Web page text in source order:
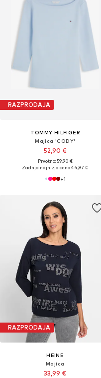
RAZPRODAJA
TOMMY HILFIGER
Majica 'CODY'
52,90 €
Prvotno: 59,90 €
Zadnja najnižja cena44,97 €
+1
RAZPRODAJA
HEINE
Majica
33,99 €